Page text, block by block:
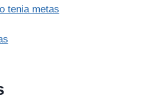
tenia metas